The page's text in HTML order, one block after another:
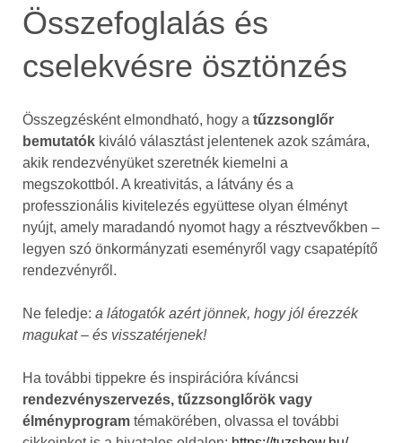
Összefoglalás és
cselekvésre ösztönzés
Összegzésként elmondható, hogy a tűzzsonglőr
bemutatókkiváló választást jelentenek azok számára,
akik rendezvényüket szeretnék kiemelni a
megszokottból. A kreativitás, a látvány és a
professzionális kivitelezés együttese olyan élményt
nyújt, amely maradandó nyomot hagy a résztvevőkben –
legyen szó önkormányzati eseményről vagy csapatépítő
rendezvényről.
Ne feledje: a látogatók azért jönnek, hogy jól érezzék
magukat – és visszatérjenek!
Ha további tippekre és inspirációra kíváncsi
rendezvényszervezés, tűzzsonglőrök vagy
élményprogramtémakörében, olvassa el további